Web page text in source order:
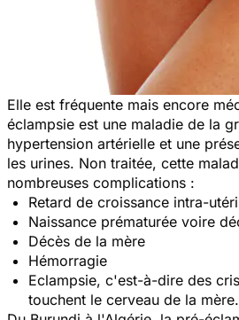
Elle est fréquente mais encore
éclampsie est une maladie de la
hypertension artérielle et une
les urines. Non traitée, cette
nombreuses complications :
Retard de croissance intra-
Naissance prématurée voire
Décès de la mère
Hémorragie
Eclampsie, c'est-à-dire des
touchent le cerveau de la mère.